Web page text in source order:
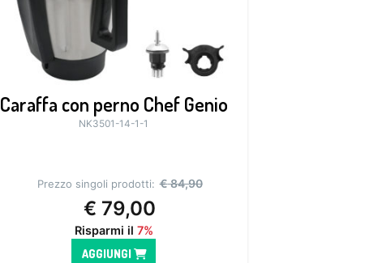
Caraffa con perno Chef Genio
NK3501-14-1-1
Prezzo singoli prodotti: €84,90
€ 79,00
Risparmi il 7%
AGGIUNGI